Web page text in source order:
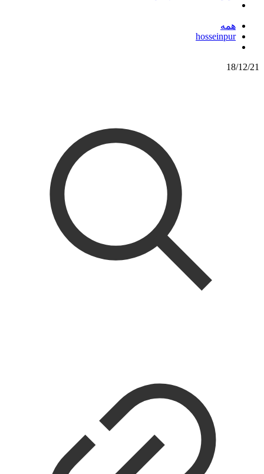
همه
hosseinpur
18/12/21